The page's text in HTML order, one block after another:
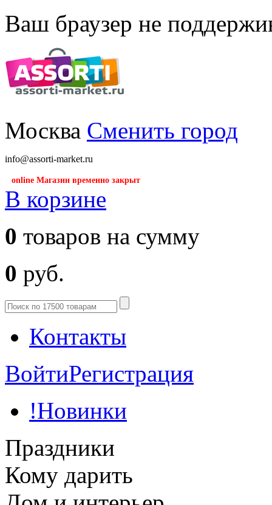
Ваш браузер не
Москва Сменить город
info@assorti-market.ru
online Магазин временно закрыт
В корзине
0 товаров на сумму
0 руб.
Контакты
ВойтиРегистрация
!Новинки
Праздники
Кому дарить